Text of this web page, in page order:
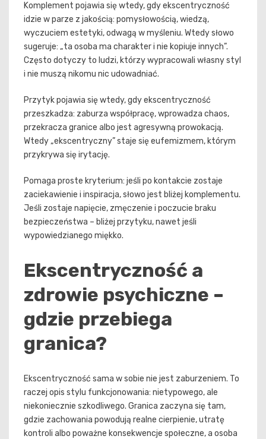
Komplement pojawia się wtedy, gdy ekscentryczność
idzie w parze z jakością: pomysłowością, wiedzą,
wyczuciem estetyki, odwagą w myśleniu. Wtedy słowo
sugeruje: „ta osoba ma charakter i nie kopiuje innych”.
Często dotyczy to ludzi, którzy wypracowali własny styl
i nie muszą nikomu nic udowadniać.
Przytyk pojawia się wtedy, gdy ekscentryczność
przeszkadza: zaburza współpracę, wprowadza chaos,
przekracza granice albo jest agresywną prowokacją.
Wtedy „ekscentryczny” staje się eufemizmem, którym
przykrywa się irytację.
Pomaga proste kryterium: jeśli po kontakcie zostaje
zaciekawienie i inspiracja, słowo jest bliżej komplementu.
Jeśli zostaje napięcie, zmęczenie i poczucie braku
bezpieczeństwa – bliżej przytyku, nawet jeśli
wypowiedzianego miękko.
Ekscentryczność a
zdrowie psychiczne –
gdzie przebiega
granica?
Ekscentryczność sama w sobie nie jest zaburzeniem. To
raczej opis stylu funkcjonowania: nietypowego, ale
niekoniecznie szkodliwego. Granica zaczyna się tam,
gdzie zachowania powodują realne cierpienie, utratę
kontroli albo poważne konsekwencje społeczne, a osoba